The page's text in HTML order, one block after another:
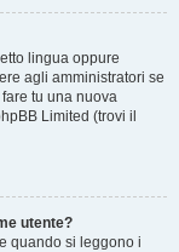
lingua oppure
agli amministratori se
tu una nuova
Limited (trovi il
utente?
quando si leggono i